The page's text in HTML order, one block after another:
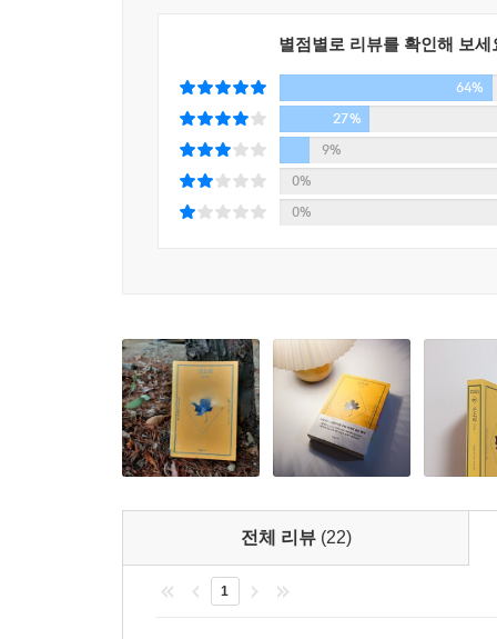
지며 지나갔다. 아기도 그림자를 보았으리라.
“이 애는 공습을 모르지. 전쟁을 모르는 아이가
“지금 구니코 눈빛을 사진에 담아뒀으면 좋았을
아기가 공습을 받아 비참하게 죽는다.
공상 속 두 장의 사진 같은 아기는 현실에 수없이
---「새집」중에서
갤 것 같은 빗소리였다.
---「상처 후」중에서
“천 년이든 오만 년이든 연꽃 씨앗의 생명은 길구
쿠코를 보았다.
“우리들도 지하에 천 년이나 이천 년 정도 묻혀서
“땅속에 묻혀 있다니.” 기쿠코는 중얼거리듯 말했다.
“무덤이 아니고 말이다. 죽는 것이 아니라, 쉬는
적 난제도 완전히 해결되고 세계는 낙원이 되어 있
자체였다. 전쟁이 초래한 죽음의 냄새 속에서
꿈과 현실의 기로에 선 한 노인의 고뇌와 갈등
죽음과 욕망, 금기를 파헤치는 위험한 유희
일본에서 ‘산소리’는 죽기 전에만 들을 수 있다
그러나 『산소리』에서 그려진 노년은 쓸쓸한
그리고 가져서는 안 되는 여인을 향한 위험한 정
열네댓 살 소녀가 성녀(聖女)가 되는 소설을 읽고,
기쿠코에 대한 애틋한 욕망은 단순히 주책맞은 노
의 유희이자, 하루에도 몇 번이나 의식과 무의식
별점별로 리뷰를 확인해 보세
64%
27%
9%
0%
0%
전체 리뷰 (22)
1